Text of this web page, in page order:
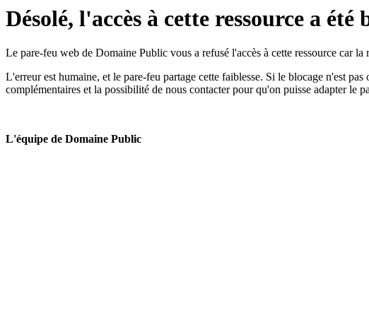
Désolé, l'accès à cette ressource a été
Le pare-feu web de Domaine Public vous a refusé l'accès à cette ressource car la
L'erreur est humaine, et le pare-feu partage cette faiblesse. Si le blocage n'est
complémentaires et la possibilité de nous contacter pour qu'on puisse adapter le
L'équipe de Domaine Public